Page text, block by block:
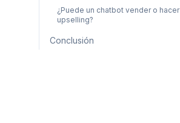
¿Puede un chatbot vender o hacer
upselling?
Conclusión